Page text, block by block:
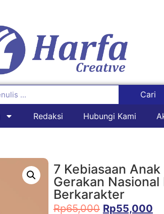
Cari
Redaksi Hubungi Kami
7 Kebiasaan
Gerakan
Berkarakter
Rp65,000 Rp55,000